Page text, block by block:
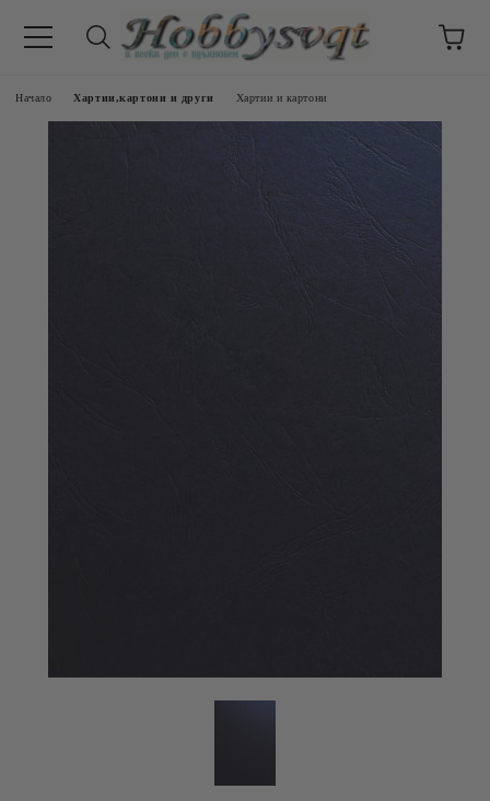
Начало Хартии,картони и други Хартии и картони